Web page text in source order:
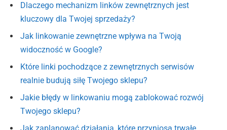
Dlaczego mechanizm linków zewnętrznych jest
kluczowy dla Twojej sprzedaży?
Jak linkowanie zewnętrzne wpływa na Twoją
widoczność w Google?
Które linki pochodzące z zewnętrznych serwisów
realnie budują siłę Twojego sklepu?
Jakie błędy w linkowaniu mogą zablokować rozwój
Twojego sklepu?